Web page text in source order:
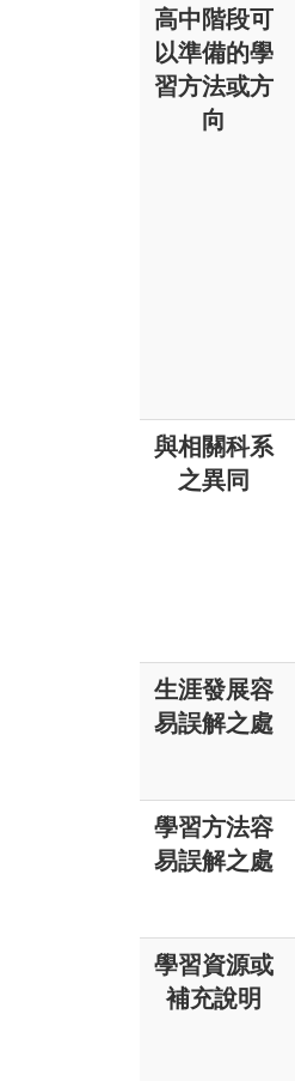
高中階段可
以準備的學
習方法或方
向
與相關科系
之異同
生涯發展容
易誤解之處
學習方法容
易誤解之處
學習資源或
補充說明